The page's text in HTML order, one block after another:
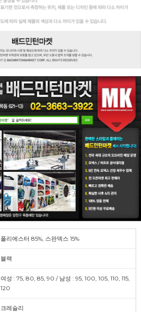
폴리에스터 85%, 스판덱스 15%
블랙
여성 : 75, 80, 85, 90 / 남성 : 95, 100, 105, 110, 115,
120
크레슬리